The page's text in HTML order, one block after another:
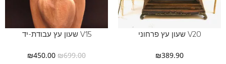
V20 שעון עץ פרחוני
₪389.90
V15 שעון עץ עבודת-יד
₪699.00
₪450.00